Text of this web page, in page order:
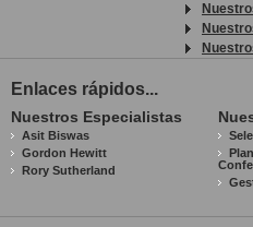
Enlaces rápidos...
Nuestros Especialistas
Asit Biswas
Gordon Hewitt
Rory Sutherland